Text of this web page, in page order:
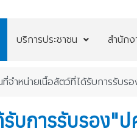
บริการประชาชน สำนัก
ที่จำหน่ายเนื้อสัตว์ที่ได้รับการรั
บการรับรอง"